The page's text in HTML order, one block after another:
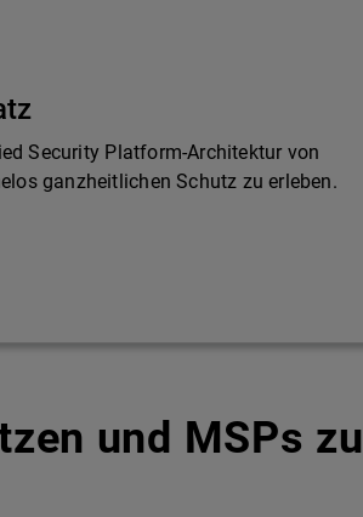
Security Platform-Architektur von
ganzheitlichen Schutz zu erleben.
und MSPs zu